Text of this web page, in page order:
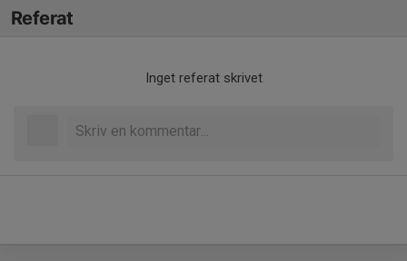
Referat
Inget referat skrivet